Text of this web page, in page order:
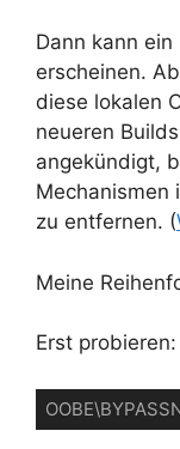
Dann kann
erscheinen.
diese lokalen
neueren
angekündigt,
Mechanismen
zu entfernen. (
Meine
Erst probieren: